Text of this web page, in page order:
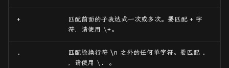
+ 匹配前面的子表达式一次或多次。要匹配 + 字
符，请使用 \+。
. 匹配除换行符 \n 之外的任何单字符。要匹配 .
，请使用 \. 。